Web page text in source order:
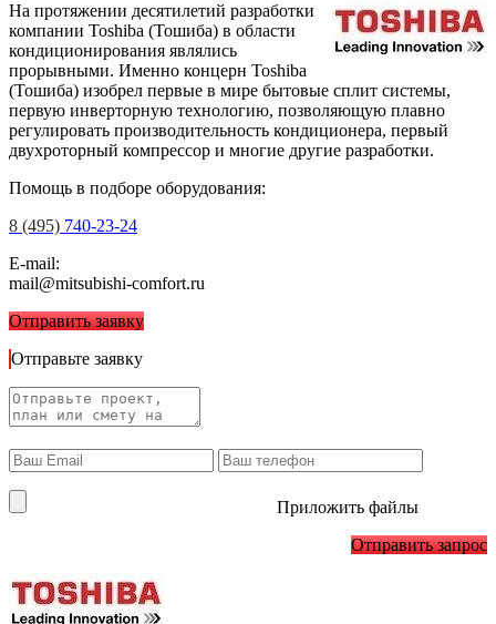
На протяжении десятилетий разработки
компании Toshiba (Тошиба) в области
кондиционирования являлись
прорывными. Именно концерн Toshiba
(Тошиба) изобрел первые в мире бытовые сплит системы,
первую инверторную технологию, позволяющую плавно
регулировать производительность кондиционера, первый
двухроторный компрессор и многие другие разработки.
Помощь в подборе оборудования:
8 (495) 740-23-24
E-mail:
mail@mitsubishi-comfort.ru
Отправить заявку
Отправьте заявку
Приложить файлы
Отправить запрос